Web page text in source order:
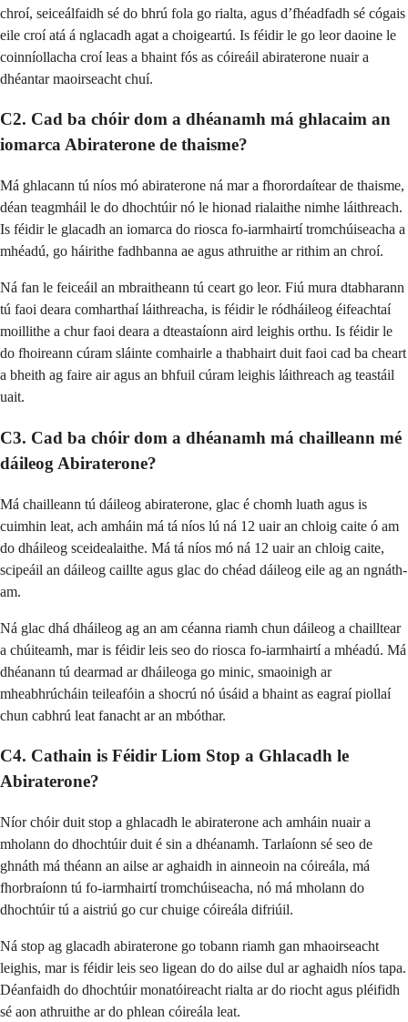
chroí, seiceálfaidh sé do bhrú fola go rialta, agus d’fhéadfadh sé cógais
eile croí atá á nglacadh agat a choigeartú. Is féidir le go leor daoine le
coinníollacha croí leas a bhaint fós as cóireáil abiraterone nuair a
dhéantar maoirseacht chuí.
C2. Cad ba chóir dom a dhéanamh má ghlacaim an
iomarca Abiraterone de thaisme?
Má ghlacann tú níos mó abiraterone ná mar a fhorordaítear de thaisme,
déan teagmháil le do dhochtúir nó le hionad rialaithe nimhe láithreach.
Is féidir le glacadh an iomarca do riosca fo-iarmhairtí tromchúiseacha a
mhéadú, go háirithe fadhbanna ae agus athruithe ar rithim an chroí.
Ná fan le feiceáil an mbraitheann tú ceart go leor. Fiú mura dtabharann
tú faoi deara comharthaí láithreacha, is féidir le ródháileog éifeachtaí
moillithe a chur faoi deara a dteastaíonn aird leighis orthu. Is féidir le
do fhoireann cúram sláinte comhairle a thabhairt duit faoi cad ba cheart
a bheith ag faire air agus an bhfuil cúram leighis láithreach ag teastáil
uait.
C3. Cad ba chóir dom a dhéanamh má chailleann mé
dáileog Abiraterone?
Má chailleann tú dáileog abiraterone, glac é chomh luath agus is
cuimhin leat, ach amháin má tá níos lú ná 12 uair an chloig caite ó am
do dháileog sceidealaithe. Má tá níos mó ná 12 uair an chloig caite,
scipeáil an dáileog caillte agus glac do chéad dáileog eile ag an ngnáth-
am.
Ná glac dhá dháileog ag an am céanna riamh chun dáileog a chailltear
a chúiteamh, mar is féidir leis seo do riosca fo-iarmhairtí a mhéadú. Má
dhéanann tú dearmad ar dháileoga go minic, smaoinigh ar
mheabhrúcháin teileafóin a shocrú nó úsáid a bhaint as eagraí piollaí
chun cabhrú leat fanacht ar an mbóthar.
C4. Cathain is Féidir Liom Stop a Ghlacadh le
Abiraterone?
Níor chóir duit stop a ghlacadh le abiraterone ach amháin nuair a
mholann do dhochtúir duit é sin a dhéanamh. Tarlaíonn sé seo de
ghnáth má théann an ailse ar aghaidh in ainneoin na cóireála, má
fhorbraíonn tú fo-iarmhairtí tromchúiseacha, nó má mholann do
dhochtúir tú a aistriú go cur chuige cóireála difriúil.
Ná stop ag glacadh abiraterone go tobann riamh gan mhaoirseacht
leighis, mar is féidir leis seo ligean do do ailse dul ar aghaidh níos tapa.
Déanfaidh do dhochtúir monatóireacht rialta ar do riocht agus pléifidh
sé aon athruithe ar do phlean cóireála leat.